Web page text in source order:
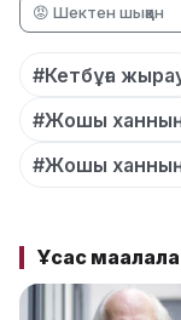
😡 Шектен шыққан
#Кетбұға
#Жошы ханның
#Жошы
Ұқсас